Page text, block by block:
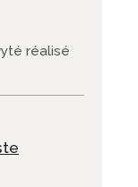
réalisé